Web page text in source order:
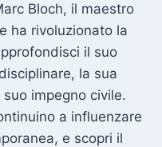
Bloch, il maestro
ha rivoluzionato la
il suo
la sua
impegno civile.
a influenzare
e scopri il